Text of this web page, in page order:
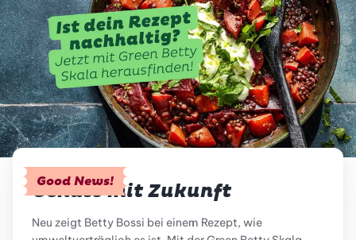
Good News!
Genuss mit Zukunft
Neu zeigt Betty Bossi bei einem Rezept, wie